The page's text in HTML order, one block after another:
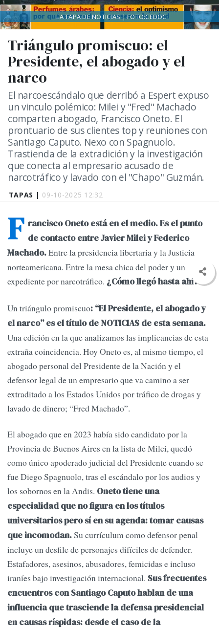
TAPAS | 09-10-2025 12:32
Triángulo promiscuo: el
Presidente, el abogado y el
narco
El narcoescándalo que derribó a Espert expuso
un vinculo polémico: Milei y "Fred" Machado
comparten abogado, Francisco Oneto. El
prontuario de sus clientes top y reuniones con
Santiago Caputo. Nexo con Spagnuolo.
Trastienda de la extradición y la investigación
que conecta al empresario acusado de
narcotráfico y lavado con el "Chapo" Guzmán.
LA TAPA DE NOTICIAS | FOTO:CEDOC
F rancisco Oneto está en el medio. Es el punto
de contacto entre Javier Milei y Federico
Machado.Entre la presidencia libertaria y la Justicia
norteamericana. Entre la mesa chica del poder y un
expediente por narcotráfico. ¿Cómo llegó hasta ahí?
Un triángulo promiscuo: “El Presidente, el abogado y
el narco” es el título de NOTICIAS de esta semana.
Una edición en la que analizamos las implicancias de esta
extraña coincidencia. Hoy Oneto es, al mismo tiempo, el
abogado personal del Presidente de la Nación y el
defensor legal de un empresario que va camino a ser
extraditado a los Estados Unidos por tráfico de drogas y
lavado de dinero; “Fred Machado”.
El abogado que en 2023 había sido candidato por la
Provincia de Buenos Aires en la lista de Milei, quedó
como único apoderado judicial del Presidente cuando se
fue Diego Spagnuolo, tras el escándalo por los audios y
los sobornos en la Andis. Oneto tiene una
especialidad que no figura en los títulos
universitarios pero sí en su agenda: tomar causas
que incomodan.Su currículum como defensor penal
incluye un desfile de personajes difíciles de defender.
Estafadores, asesinos, abusadores, femicidas e incluso
iraníes bajo investigación internacional. Sus frecuentes
encuentros con Santiago Caputo hablan de una
influencia que trasciende la defensa presidencial
en causas ríspidas: desde el caso de la